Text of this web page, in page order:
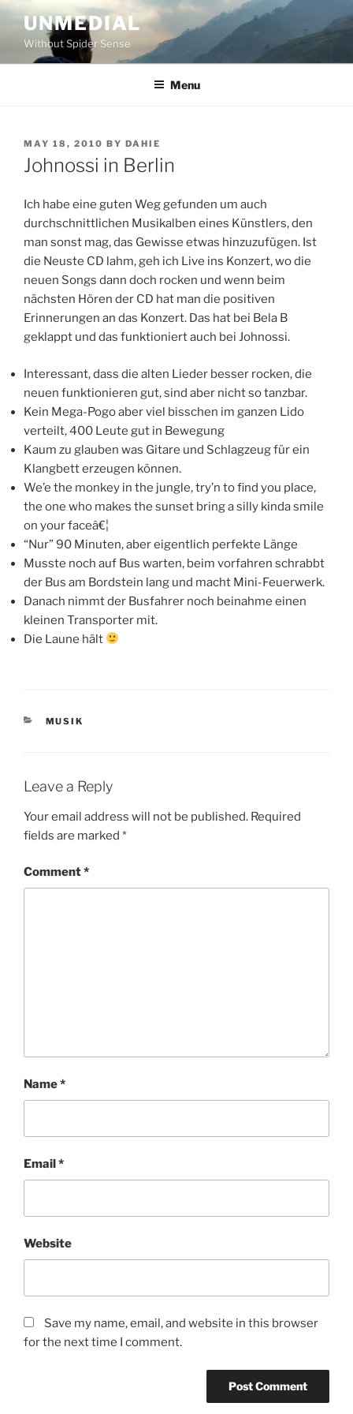
Skip
content
UNMEDIAL
Without Spider Sense
Menu
POSTED
ON
MAY 18, 2010 BY DAHIE
Johnossi in Berlin
Ich habe eine guten Weg gefunden um auch
durchschnittlichen Musikalben eines Künstlers, den
man sonst mag, das Gewisse etwas hinzuzufügen. Ist
die Neuste CD lahm, geh ich Live ins Konzert, wo die
neuen Songs dann doch rocken und wenn beim
nächsten Hören der CD hat man die positiven
Erinnerungen an das Konzert. Das hat bei Bela B
geklappt und das funktioniert auch bei Johnossi.
Interessant, dass die alten Lieder besser rocken, die
neuen funktionieren gut, sind aber nicht so tanzbar.
Kein Mega-Pogo aber viel bisschen im ganzen Lido
verteilt, 400 Leute gut in Bewegung
Kaum zu glauben was Gitare und Schlagzeug für ein
Klangbett erzeugen können.
We’e the monkey in the jungle, try’n to find you place,
the one who makes the sunset bring a silly kinda smile
on your faceâ€¦
“Nur” 90 Minuten, aber eigentlich perfekte Länge
Musste noch auf Bus warten, beim vorfahren schrabbt
der Bus am Bordstein lang und macht Mini-Feuerwerk.
Danach nimmt der Busfahrer noch beinahme einen
kleinen Transporter mit.
Die Laune hält
CATEGORIES
MUSIK
Leave a Reply
Your email address will not be published. Required
fields are marked *
Comment*
Name*
Email*
Website
Save my name, email, and website in this browser
for the next time I comment.